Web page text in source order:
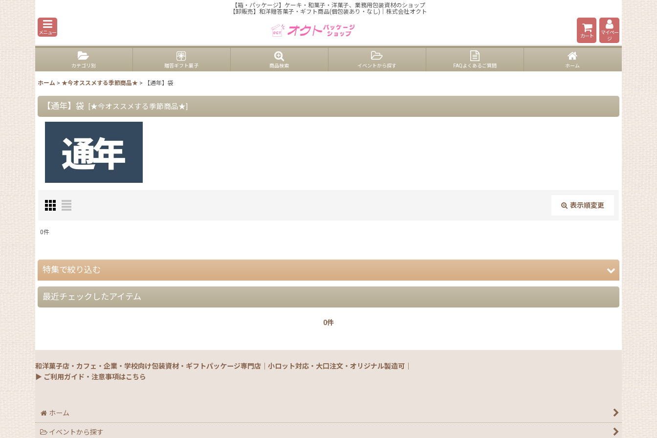
【箱・パッケージ】ケーキ・和菓子・洋菓子、業務用包装資材のショップ
【卸販売】和洋贈答菓子・ギフト商品(個包装あり・なし)｜株式会社オクト
メニュー
カート
マイペー
ジ
カテゴリ別 贈答ギフト菓子 商品検索 イベントから探す FAQよくあるご質問 ホーム
ホーム > ★今オススメする季節商品★ > 【通年】袋
【通年】袋 [★今オススメする季節商品★]
表示順変更
在庫あり
並び順:
絞り込む
0件
特集で絞り込む
【夏】さわやかパッケージ
【銘菓撰29・秋冬】菓子単品・プチギフト
【秋】秋のおすすめパッケージ
最近チェックしたアイテム
0件
和洋菓子店・カフェ・企業・学校向け包装資材・ギフトパッケージ専門店｜小ロット対応・大口注文・オリジナル製造可｜
▶ ご利用ガイド・注意事項はこちら
ホーム
イベントから探す